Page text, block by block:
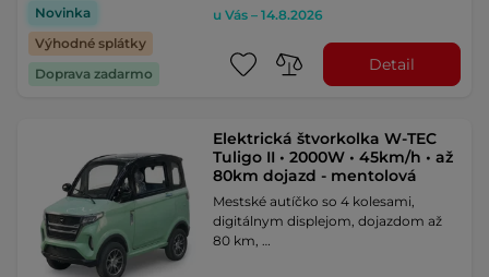
Novinka
Výhodné splátky
Doprava zadarmo
u Vás – 14.8.2026
Detail
Elektrická štvorkolka W-TEC
Tuligo II • 2000W • 45km/h • až
80km dojazd - mentolová
Mestské autíčko so 4 kolesami,
digitálnym displejom, dojazdom až
80 km, …